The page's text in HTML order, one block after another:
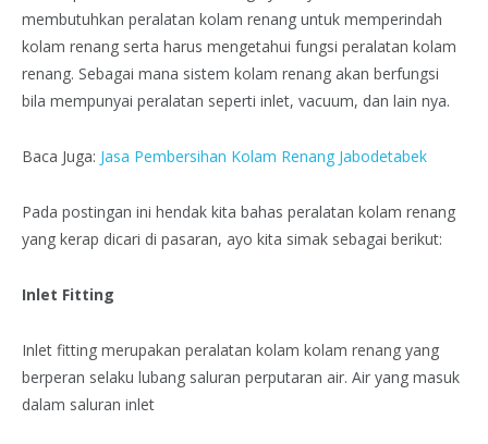
membutuhkan peralatan kolam renang untuk memperindah
kolam renang serta harus mengetahui fungsi peralatan kolam
renang. Sebagai mana sistem kolam renang akan berfungsi
bila mempunyai peralatan seperti inlet, vacuum, dan lain nya.
Baca Juga: Jasa Pembersihan Kolam Renang Jabodetabek
Pada postingan ini hendak kita bahas peralatan kolam renang
yang kerap dicari di pasaran, ayo kita simak sebagai berikut:
Inlet Fitting
Inlet fitting merupakan peralatan kolam kolam renang yang
berperan selaku lubang saluran perputaran air. Air yang masuk
dalam saluran inlet